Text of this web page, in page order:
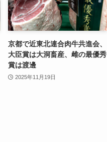
京都で近東北連合肉牛共進会、
大臣賞は大洞畜産、雌の最優秀
賞は渡邊
2025年11月19日